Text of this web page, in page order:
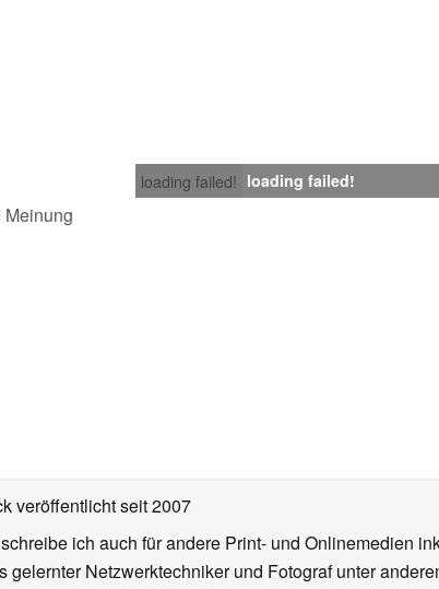
loading failed! loading failed!
veröffentlichtseit 2007
ich auch für andere Print- und Onlinemedien
Netzwerktechniker und Fotograf unter